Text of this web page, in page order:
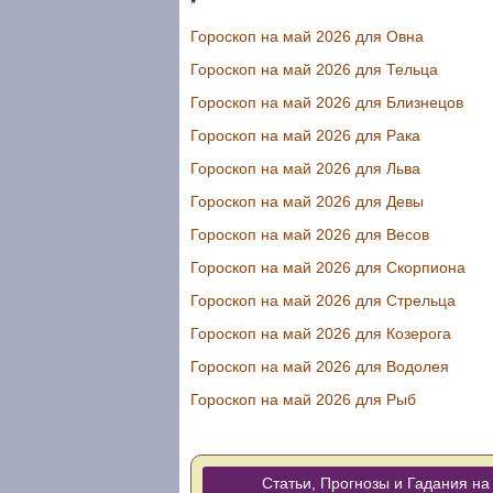
Гороскоп на май 2026 для Овна
Гороскоп на май 2026 для Тельца
Гороскоп на май 2026 для Близнецов
Гороскоп на май 2026 для Рака
Гороскоп на май 2026 для Льва
Гороскоп на май 2026 для Девы
Гороскоп на май 2026 для Весов
Гороскоп на май 2026 для Скорпиона
Гороскоп на май 2026 для Стрельца
Гороскоп на май 2026 для Козерога
Гороскоп на май 2026 для Водолея
Гороскоп на май 2026 для Рыб
Статьи, Прогнозы и Гадания